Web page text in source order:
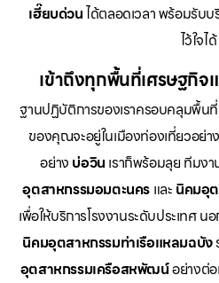
เฮี๊ยบด่วนได้ตลอดเวลา พร้อมรับบ
ไว้ใจได้
เข้าถึงทุกพื้นที่เศรษฐกิจ
ฐานปฏิบัติการของเราครอบคลุมพื้น
ของคุณจะอยู่ในเมืองท่องเที่ยวอย่าง
อย่าง บ่อวิน เราก็พร้อมลุย ทีมงา
อุตสาหกรรมอมตะนครและ นิคมอุ
เพื่อให้บริการโรงงานระดับประเทศ น
นิคมอุตสาหกรรมท่าเรือแหลมฉบัง
อุตสาหกรรมเครือสหพัฒน์อย่างต่อ